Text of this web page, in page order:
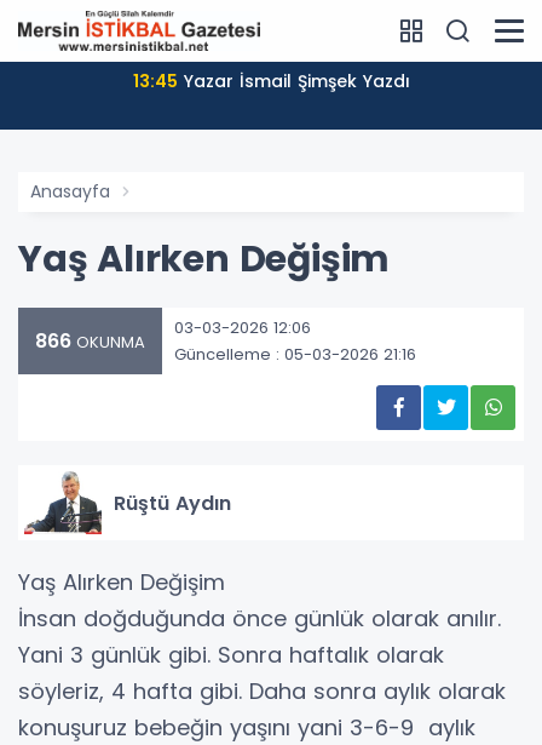
13:45 Yazar İsmail Şimşek Yazdı
Anasayfa
Yaş Alırken Değişim
866 OKUNMA
03-03-2026 12:06
Güncelleme : 05-03-2026 21:16
Rüştü Aydın
Yaş Alırken Değişim
İnsan doğduğunda önce günlük olarak anılır.
Yani 3 günlük gibi. Sonra haftalık olarak
söyleriz, 4 hafta gibi. Daha sonra aylık olarak
konuşuruz bebeğin yaşını yani 3-6-9 aylık